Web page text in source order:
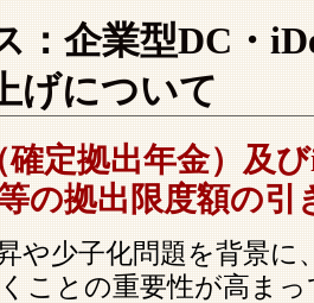
：企業型DC・
げについて
定拠出年金）及
の拠出限度額の引
や少子化問題を背景に
ことの重要性が高ま